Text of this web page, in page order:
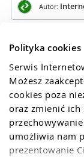
Polityka cookies
Serwis
Możesz
cookies poza
oraz zmienić ich
umożliwia nam
prezentowanie
Autor: